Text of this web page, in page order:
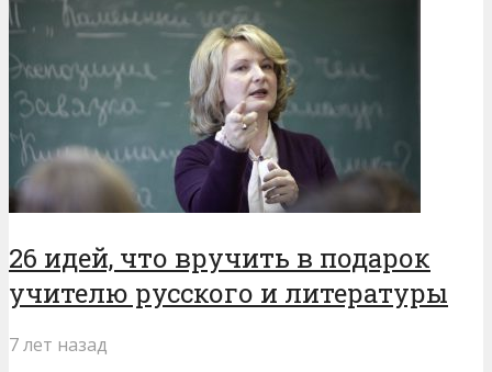
26 идей, что вручить в подарок
учителю русского и литературы
7 лет назад